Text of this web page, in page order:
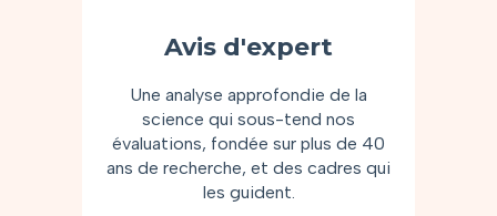
Avis d'expert
Une analyse approfondie de la
science qui sous-tend nos
évaluations, fondée sur plus de 40
ans de recherche, et des cadres qui
les guident.